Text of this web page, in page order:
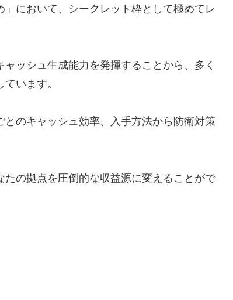
において、シークレット枠として極めてレ
ッシュ生成能力を発揮することから、多く
います。
のキャッシュ効率、入手方法から防衛対策
の拠点を圧倒的な収益源に変えることがで